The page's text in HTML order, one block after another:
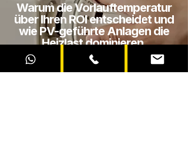
Warum die Vorlauftemperatur
über Ihren ROI entscheidet und
wie PV-geführte Anlagen die
Heizlast dominieren.